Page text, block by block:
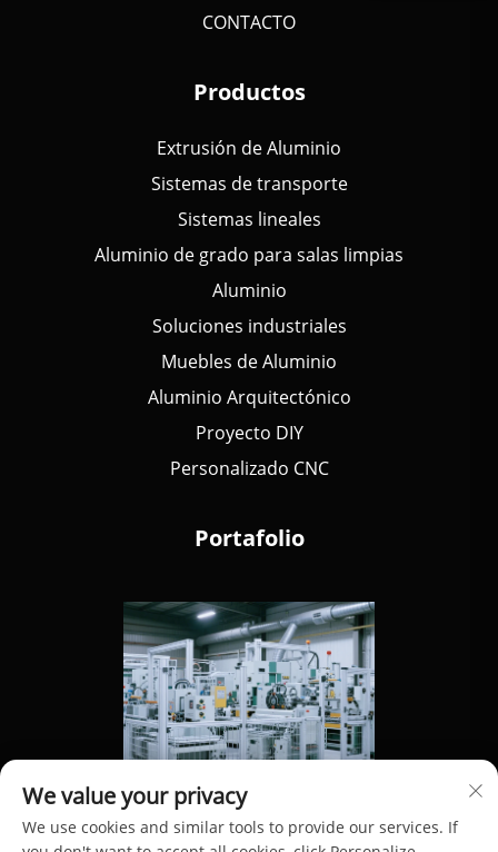
CONTACTO
Productos
Extrusión de Aluminio
Sistemas de transporte
Sistemas lineales
Aluminio de grado para salas limpias
Aluminio
Soluciones industriales
Muebles de Aluminio
Aluminio Arquitectónico
Proyecto DIY
Personalizado CNC
Portafolio
We value your privacy
We use cookies and similar tools to provide our services. If